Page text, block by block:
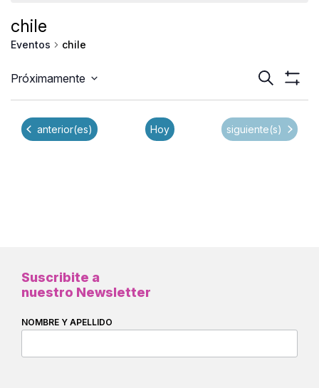
chile
Eventos chile
de
y
Buscar
Filtros
Próximamente
Eventos
anterior(es) Hoy Eventos
siguiente(s)
Suscribite a
nuestro Newsletter
NOMBRE Y APELLIDO